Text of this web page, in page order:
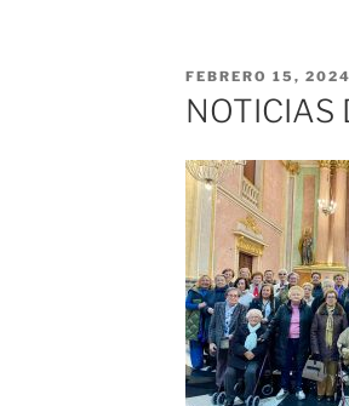
FEBRERO 15, 2024
NOTICIAS